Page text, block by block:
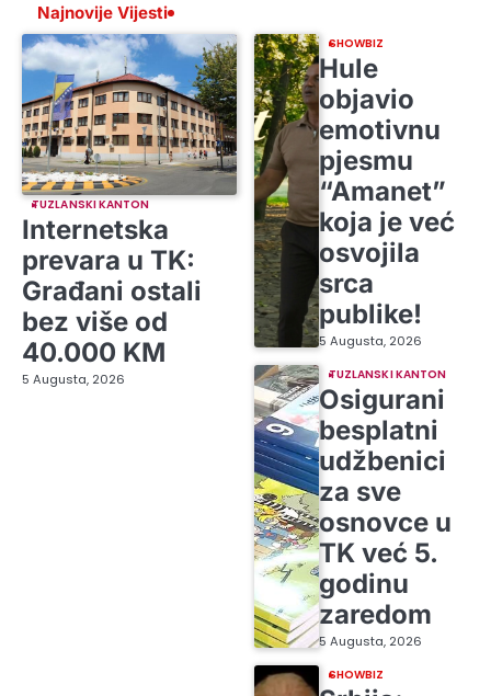
Najnovije Vijesti
TUZLANSKI KANTON
Internetska
prevara u TK:
Građani ostali
bez više od
40.000 KM
5 Augusta, 2026
SHOWBIZ
Hule
objavio
emotivnu
pjesmu
“Amanet”
koja je već
osvojila
srca
publike!
5 Augusta, 2026
TUZLANSKI KANTON
Osigurani
besplatni
udžbenici
za sve
osnovce u
TK već 5.
godinu
zaredom
5 Augusta, 2026
SHOWBIZ